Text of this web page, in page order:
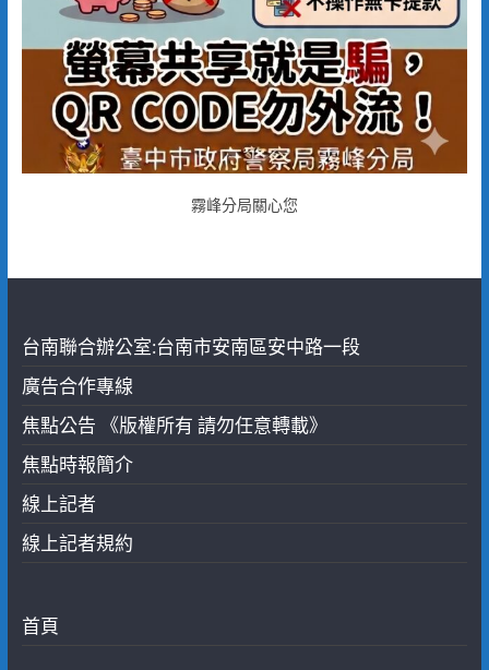
霧峰分局關心您
台南聯合辦公室:台南市安南區安中路一段
廣告合作專線
焦點公告 《版權所有 請勿任意轉載》
焦點時報簡介
線上記者
線上記者規約
首頁